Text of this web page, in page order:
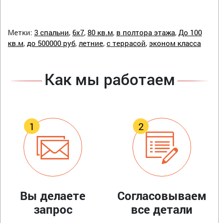
Метки: 3 спальни, 6х7, 80 кв.м, в полтора этажа, До 100
кв.м, до 500000 руб, летние, с террасой, эконом класса
Как мы работаем
Вы делаете
запрос
Согласовываем
все детали